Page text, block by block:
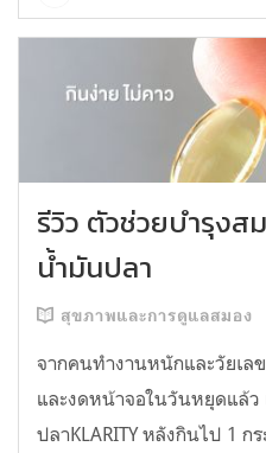
รีวิว ตัวช่วยบำรุงส
น้ำมันปลา
สุขภาพและการดูแลสมอง
จากคนทำงานหนักและวัยเล
และงดหน้าจอในวันหยุดแล้ว
ปลาKLARITY หลังกินไป 1